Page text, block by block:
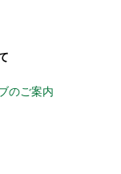
のご案内